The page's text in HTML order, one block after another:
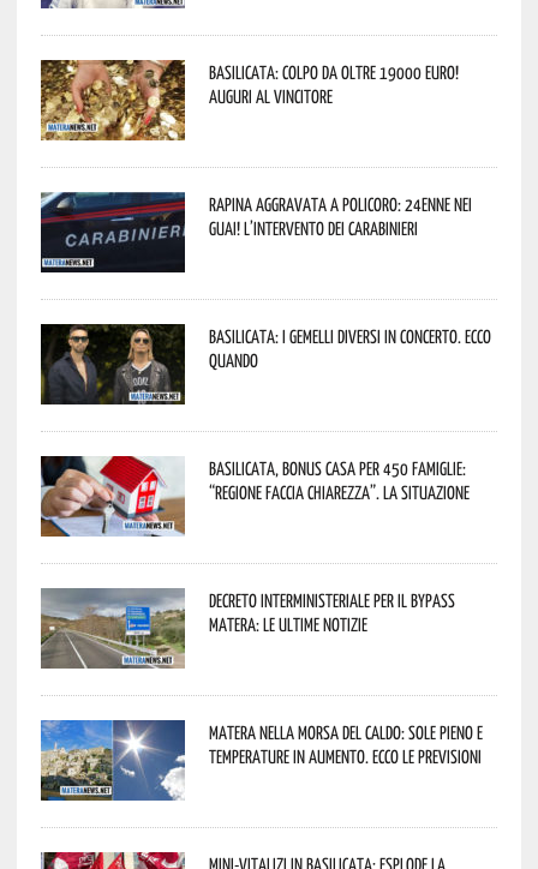
Basilicata: colpo da oltre 19000 Euro!
Auguri al vincitore
Rapina aggravata a Policoro: 24enne nei
guai! L’intervento dei Carabinieri
Basilicata: i Gemelli DiVersi in concerto. Ecco
quando
Basilicata, Bonus casa per 450 famiglie:
“Regione faccia chiarezza”. La situazione
Decreto interministeriale per il Bypass
Matera: le ultime notizie
Matera nella morsa del caldo: sole pieno e
temperature in aumento. Ecco le previsioni
Mini-vitalizi in Basilicata: esplode la